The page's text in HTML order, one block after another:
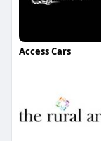
Access Cars